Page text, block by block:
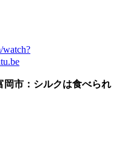
watch?
岡市：シルクは食べられ